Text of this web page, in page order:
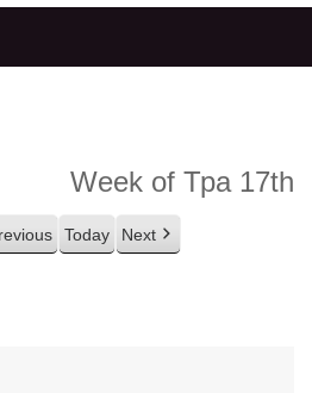
Week of Тра 17th
Today Next